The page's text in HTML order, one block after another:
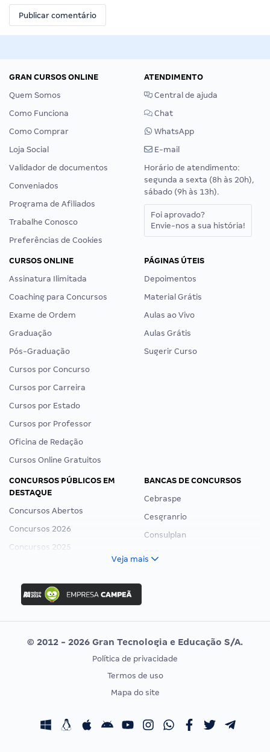
GRAN CURSOS ONLINE
Quem Somos
Como Funciona
Como Comprar
Loja Social
Validador de documentos
Conveniados
Programa de Afiliados
Trabalhe Conosco
Preferências de Cookies
ATENDIMENTO
Central de ajuda
Chat
WhatsApp
E-mail
Horário de atendimento:
segunda a sexta (8h às 20h),
sábado (9h às 13h).
Foi aprovado?
Envie-nos a sua história!
CURSOS ONLINE
Assinatura Ilimitada
Coaching para Concursos
Exame de Ordem
Graduação
Pós-Graduação
Cursos por Concurso
Cursos por Carreira
Cursos por Estado
Cursos por Professor
Oficina de Redação
Cursos Online Gratuitos
PÁGINAS ÚTEIS
Depoimentos
Material Grátis
Aulas ao Vivo
Aulas Grátis
Sugerir Curso
CONCURSOS PÚBLICOS EM
DESTAQUE
Concursos Abertos
Concursos 2026
Concursos 2025
Concurso Ibama
Concurso MPU
Editais publicados
BANCAS DE CONCURSOS
Cebraspe
Cesgranrio
Consulplan
Vunesp
CONCURSOS POR PROFISSÃO
Concursos Fiscais
EXAME DE ORDEM
Calendário OAB
Veja mais
© 2012 - 2026 Gran Tecnologia e Educação S/A.
Política de privacidade
Termos de uso
Mapa do site